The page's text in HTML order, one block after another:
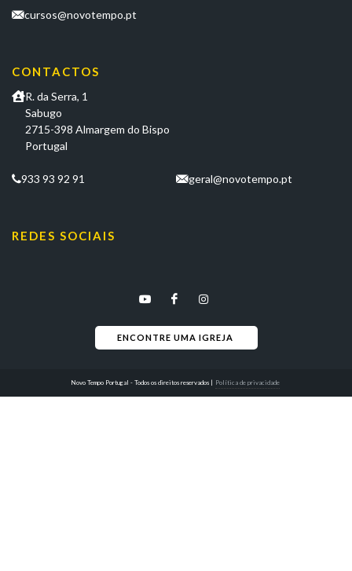
cursos@novotempo.pt
CONTACTOS
R. da Serra, 1
Sabugo
2715-398 Almargem do Bispo
Portugal
933 93 92 91 geral@novotempo.pt
REDES SOCIAIS
ENCONTRE UMA IGREJA
Novo Tempo Portugal - Todos os direitos reservados| Política de privacidade